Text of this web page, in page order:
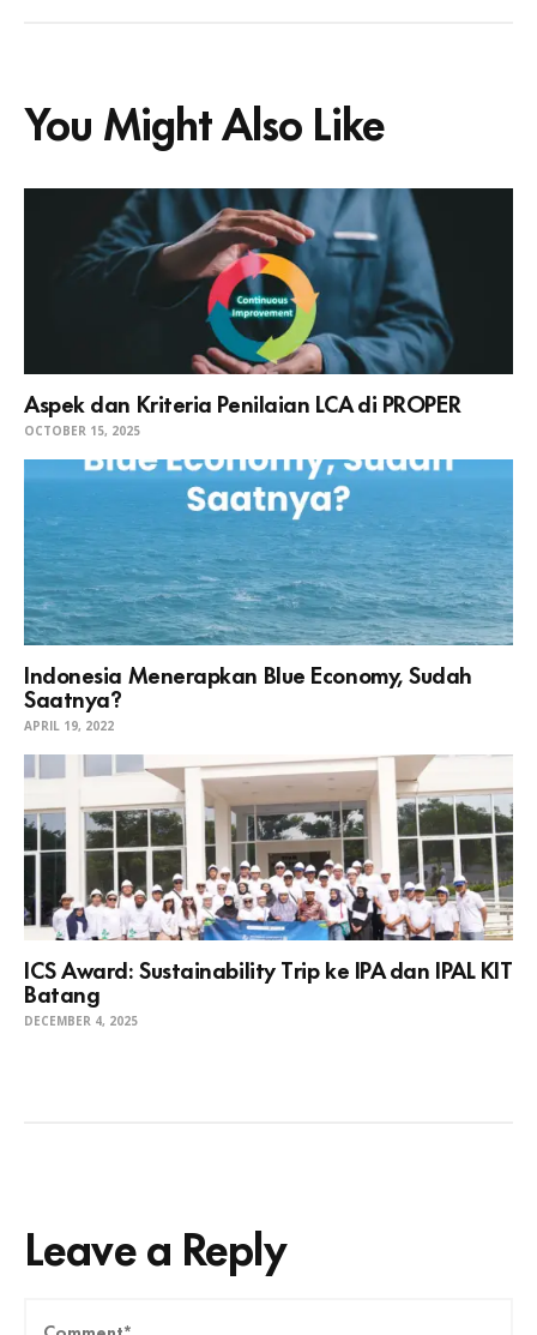
You Might Also Like
Aspek dan Kriteria Penilaian LCA di PROPER
OCTOBER 15, 2025
Indonesia Menerapkan Blue Economy, Sudah
Saatnya?
APRIL 19, 2022
ICS Award: Sustainability Trip ke IPA dan IPAL KIT
Batang
DECEMBER 4, 2025
Leave a Reply